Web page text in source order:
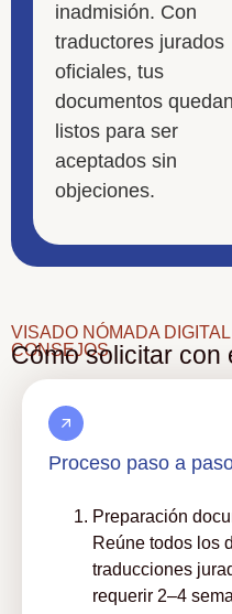
inadmisión. Con
traductores jurados
oficiales, tus
documentos quedan
listos para ser
aceptados sin
objeciones.
VISADO NÓMADA
CONSEJOS
Cómo solicitar con
Proceso paso a
Preparación
Reúne todos los
traducciones
requerir 2–4